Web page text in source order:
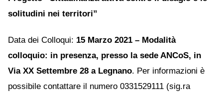
solitudini nei territori”
Data dei Colloqui: 15 Marzo 2021 – Modalità
colloquio: in presenza, presso la sede ANCoS, in
Via XX Settembre 28 a Legnano. Per informazioni è
possibile contattare il numero 0331529111 (sig.ra